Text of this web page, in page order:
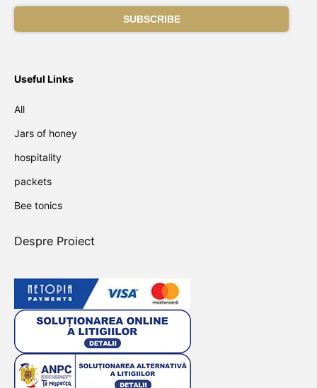
Useful Links
All
Jars of honey
hospitality
packets
Bee tonics
Despre Proiect